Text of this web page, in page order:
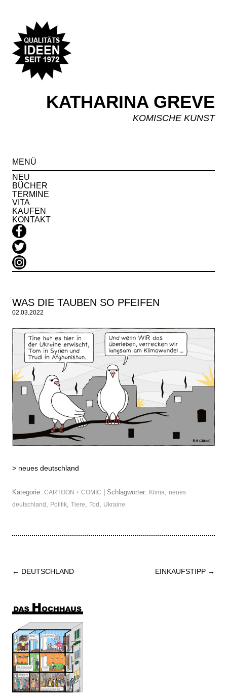
KATHARINA GREVE
KOMISCHE KUNST
MENÜ
NEU
BÜCHER
TERMINE
VITA
KAUFEN
KONTAKT
WAS DIE TAUBEN SO PFEIFEN
02.03.2022
> neues deutschland
Kategorie: CARTOON + COMIC | Schlagwörter: Klima, neues
deutschland , Politik, Tiere, Tod , Ukraine
Beitrags-
← DEUTSCHLAND EINKAUFSTIPP →